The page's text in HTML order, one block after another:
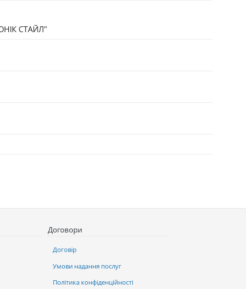
СТАЙЛ"
Договори
Договір
Умови надання послуг
Політика конфіденційності